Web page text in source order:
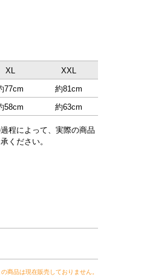
XL
XXL
77cm
約81cm
58cm 約63cm
程によって、実際の商品
ください。
の商品は現在販売しておりません。